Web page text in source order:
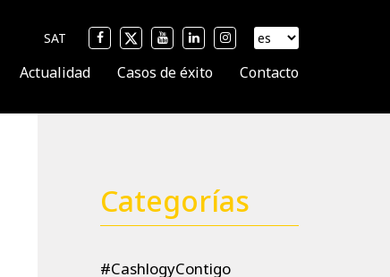
SAT
Actualidad Casos de éxito Contacto
Categorías
#CashlogyContigo